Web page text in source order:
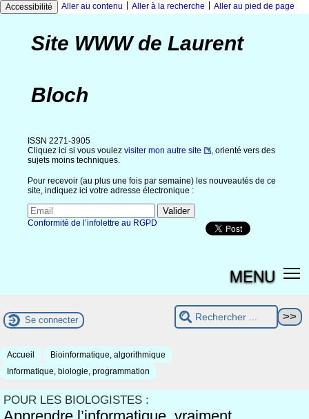
Accessibilité Aller au contenu Aller à la recherche Aller au pied de page
Site WWW de Laurent
Bloch
ISSN 2271-3905
Cliquez ici si vous voulez visiter mon autre site
, orienté vers des
sujets moins techniques.
Pour recevoir (au plus une fois par semaine) les nouveautés de ce
site, indiquez ici votre adresse électronique :
Conformité de l’infolettre au RGPD
MENU
Se connecter
Accueil
Bioinformatique, algorithmique
Informatique, biologie, programmation
POUR LES BIOLOGISTES :